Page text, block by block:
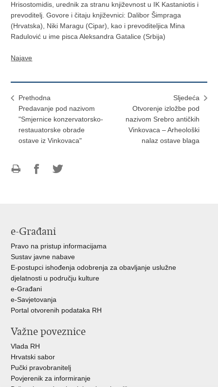
Hrisostomidis, urednik za stranu književnost u IK Kastaniotis i
prevoditelj. Govore i čitaju književnici: Dalibor Šimpraga
(Hrvatska), Niki Maragu (Cipar), kao i prevoditeljica Mina
Radulović u ime pisca Aleksandra Gatalice (Srbija)
Najave
Prethodna
Predavanje pod nazivom
"Smjernice konzervatorsko-
restauatorske obrade
ostave iz Vinkovaca"
Sljedeća
Otvorenje izložbe pod
nazivom Srebro antičkih
Vinkovaca – Arheološki
nalaz ostave blaga
e-Građani
Pravo na pristup informacijama
Sustav javne nabave
E-postupci ishođenja odobrenja za obavljanje uslužne
djelatnosti u području kulture
e-Građani
e-Savjetovanja
Portal otvorenih podataka RH
Važne poveznice
Vlada RH
Hrvatski sabor
Pučki pravobranitelj
Povjerenik za informiranje